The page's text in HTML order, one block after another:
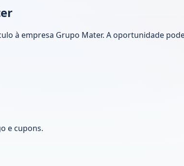
à empresa Grupo Mater. A oportunidade
e cupons.